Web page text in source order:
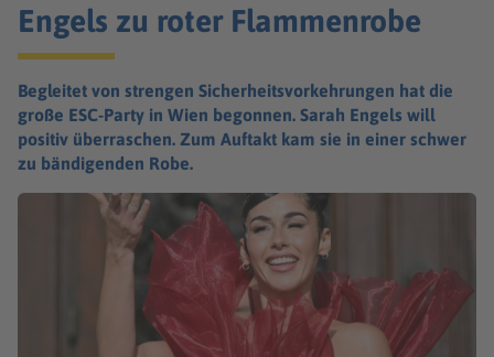
Engels zu roter Flammenrobe
Begleitet von strengen Sicherheitsvorkehrungen hat die
große ESC-Party in Wien begonnen. Sarah Engels will
positiv überraschen. Zum Auftakt kam sie in einer schwer
zu bändigenden Robe.